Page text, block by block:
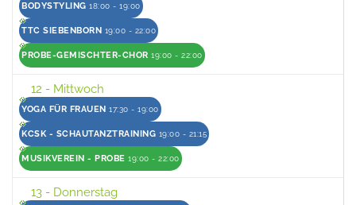
BODYSTYLING 18:00 - 19:00
TTC SIEBENBORN 19:00 - 22:00
PROBE-GEMISCHTER-CHOR 19:00 - 22:00
12 - Mittwoch
YOGA FÜR FRAUEN 17:30 - 19:00
KCSK - SCHAUTANZTRAINING 19:00 - 21:15
MUSIKVEREIN - PROBE 19:00 - 22:00
13 - Donnerstag